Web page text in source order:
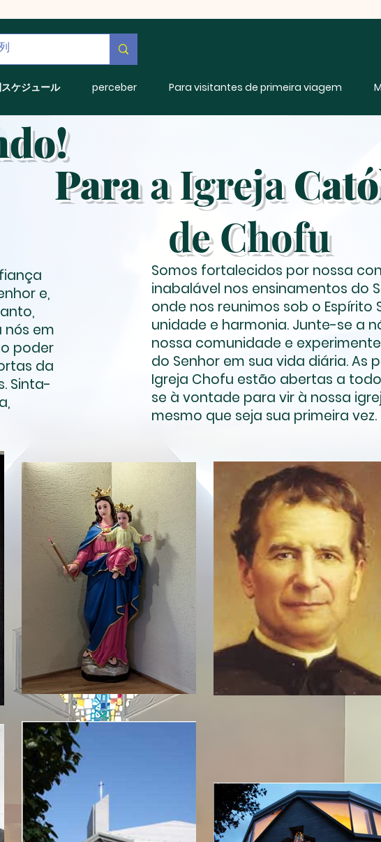
ケジュール perceber Para visitantes de primeira viagem
Paraa Igreja
de Chofu
e,
nós em
poder
da
Sinta-
Somos fortalecidos por nossa
inabalável nos ensinamentos do
onde nos reunimos sob o Espírito
unidade e harmonia. Junte-se a
nossa comunidade e
do Senhor em sua vida diária. As
Igreja Chofu estão abertas a
se à vontade para vir à nossa
mesmo que seja sua primeira vez.